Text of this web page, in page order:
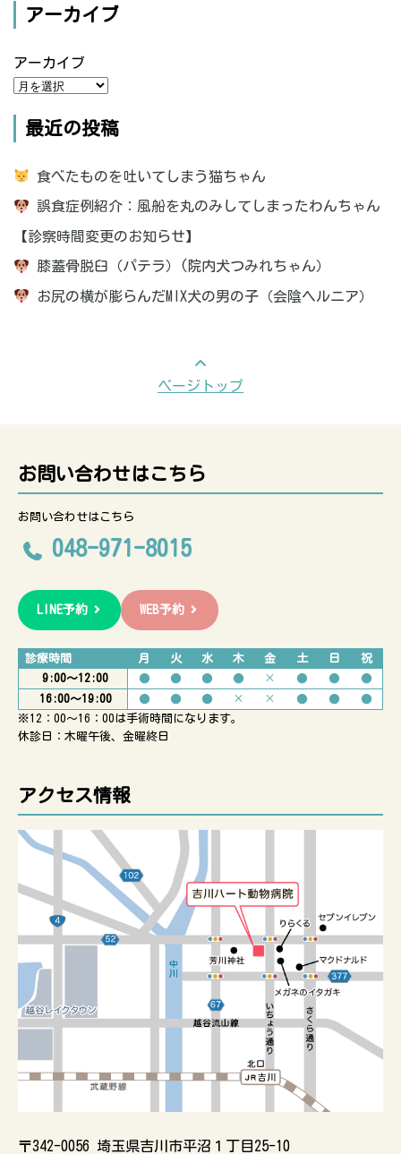
アーカイブ
アーカイブ
最近の投稿
食べたものを吐いてしまう猫ちゃん
誤食症例紹介：風船を丸のみしてしまったわんちゃん
【診察時間変更のお知らせ】
膝蓋骨脱臼（パテラ）(院内犬つみれちゃん）
お尻の横が膨らんだMIX犬の男の子（会陰ヘルニア）
ページトップ
お問い合わせはこちら
お問い合わせはこちら
048-971-8015
LINE予約 WEB予約
診療時間 月 火 水 木 金 土 日
祝
9:00〜12:00
● ● ● ● × ● ●
●
16:00〜19:00
● ● ● × × ● ●
●
※12：00〜16：00は手術時間になります。
休診日：木曜午後、金曜終日
アクセス情報
〒342-0056 埼玉県吉川市平沼１丁目25-10